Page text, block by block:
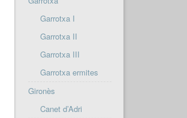
Garrotxa I
Garrotxa II
Garrotxa III
Garrotxa ermites
Gironès
Canet d’Adri